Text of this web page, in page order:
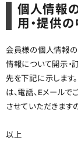
個人情報
用・提供
会員様の個人情報の
情報について開示・
先を下記に示します
は、電話、Eメール
させていただきます
以上